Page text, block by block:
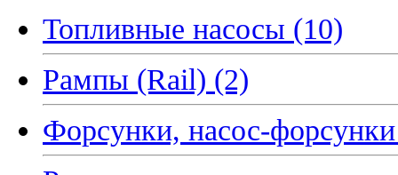
Топливные насосы (10)
Рампы (Rail) (2)
Форсунки, насос-